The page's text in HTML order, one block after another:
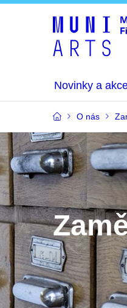
Novinky a
O nás